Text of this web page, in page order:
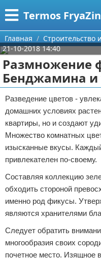
Termos
Меню
Главная
Категории
Программирование
Дом и семья
Автомобили
Строительство и
Компьютеры
Личность
Поиск
О проекте
Контакты
Сотрудничество
Размещение рекламы
Для правообладателей
Условия
Отказ от
Главная Строительство
21-10-2018 14:40
Размножение
Бенджамина и
Разведение цветов -
домашних условиях
квартиры, но и создают
Множество комнатных
изысканные вкусы.
привлекателен по-своему.
Составляя коллекцию
обходить стороной
именно род фикусы.
являются хранителями
Следует обратить
многообразия своих
почетное место. Изящное